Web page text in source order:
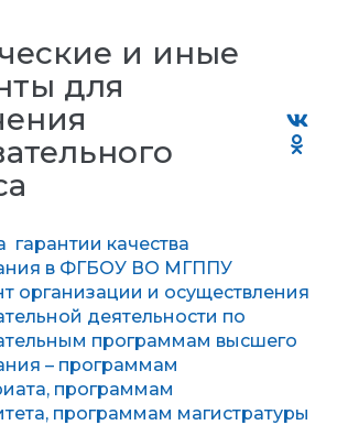
и иные
для
гарантии качества
в ФГБОУ ВО МГППУ
организации и осуществления
деятельности по
программам высшего
– программам
программам
программам магистратуры